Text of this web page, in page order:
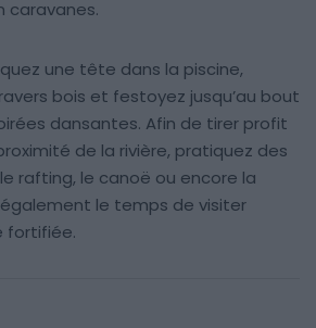
caravanes.
une tête dans la piscine,
bois et festoyez jusqu’au bout
dansantes. Afin de tirer profit
de la rivière, pratiquez des
rafting, le canoë ou encore la
également le temps de visiter
fortifiée.